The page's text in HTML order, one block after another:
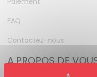
FAQ
Contactez-nous
A PROPOS DE